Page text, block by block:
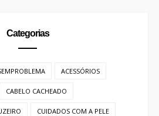
Categorias
ACESSÓRIOS
CABELO CACHEADO
CUIDADOS COM A PELE